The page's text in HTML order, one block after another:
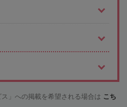
ス」への掲載を希望される場合は こち